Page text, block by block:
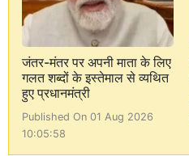
जंतर-मंतर पर अपनी माता के लिए
गलत शब्दों के इस्तेमाल से व्यथित
हुए प्रधानमंत्री
Published On 01 Aug 2026
10:05:58